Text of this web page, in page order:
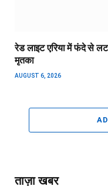
रेड लाइट एरिया में फंदे से
मृतका
AUGUST 6, 2026
ताज़ा खबर